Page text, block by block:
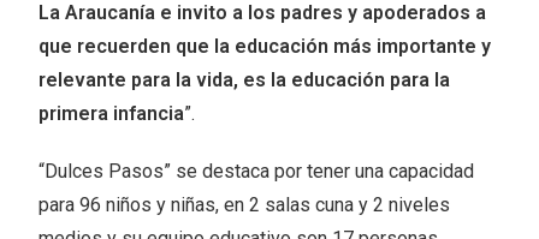
La Araucanía e invito a los padres y apoderados a
que recuerden que la educación más importante y
relevante para la vida, es la educación para la
primera infancia”.
“Dulces Pasos” se destaca por tener una capacidad
para 96 niños y niñas, en 2 salas cuna y 2 niveles